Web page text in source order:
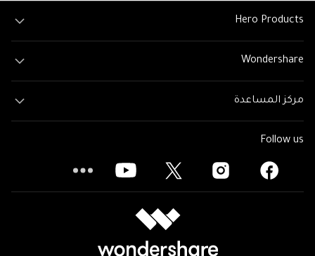
Hero Products
Wondershare
مركز المساعدة
Follow us